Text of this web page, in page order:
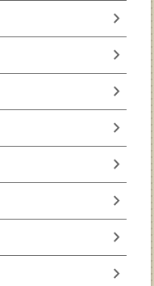
chevron_right
chevron_right
chevron_right
chevron_right
chevron_right
chevron_right
chevron_right
chevron_right